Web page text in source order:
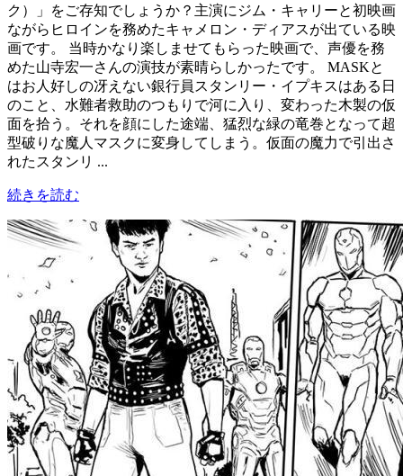
ク）」をご存知でしょうか？主演にジム・キャリーと初映画
ながらヒロインを務めたキャメロン・ディアスが出ている映
画です。 当時かなり楽しませてもらった映画で、声優を務
めた山寺宏一さんの演技が素晴らしかったです。 MASKと
はお人好しの冴えない銀行員スタンリー・イプキスはある日
のこと、水難者救助のつもりで河に入り、変わった木製の仮
面を拾う。それを顔にした途端、猛烈な緑の竜巻となって超
型破りな魔人マスクに変身してしまう。仮面の魔力で引出さ
れたスタンリ ...
続きを読む